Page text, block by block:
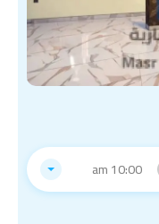
10:00 am